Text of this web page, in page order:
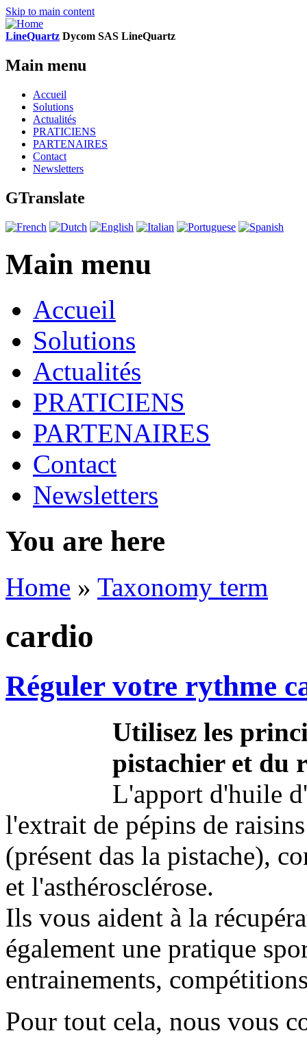
Skip to main content
LineQuartz Dycom SAS LineQuartz
Main menu
Accueil
Solutions
Actualités
PRATICIENS
PARTENAIRES
Contact
Newsletters
GTranslate
Main menu
Accueil
Solutions
Actualités
PRATICIENS
PARTENAIRES
Contact
Newsletters
You are here
Home » Taxonomy term
cardio
Réguler votre rythme
Utilisez les
pistachier et du
L'apport d'huile
l'extrait de pépins de
(présent das la pistache),
et l'asthérosclérose.
Ils vous aident à la
également une pratique
entrainements,
Pour tout cela, nous vous